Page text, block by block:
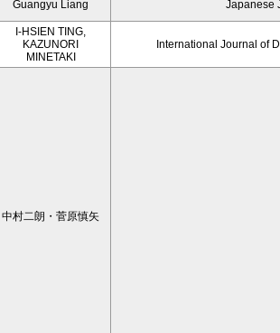
Guangyu Liang Japanese
I-HSIEN TING,
KAZUNORI
MINETAKI
International Journal of
中村二朗・菅原慎矢